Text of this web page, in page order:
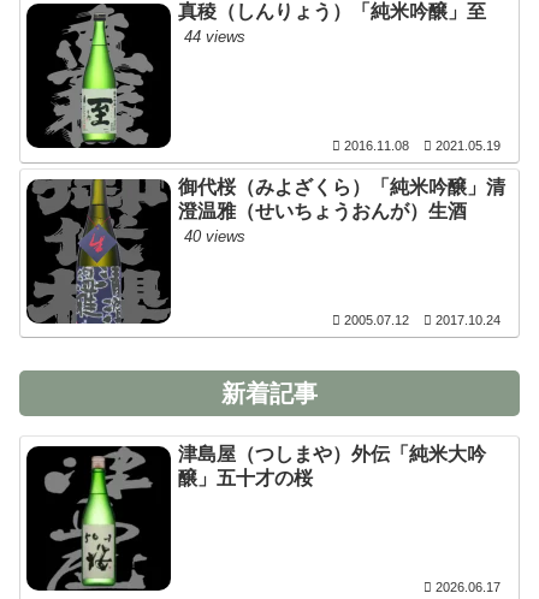
真稜（しんりょう）「純米吟醸」至
44 views
2016.11.08 2021.05.19
御代桜（みよざくら）「純米吟醸」清
澄温雅（せいちょうおんが）生酒
40 views
2005.07.12 2017.10.24
新着記事
津島屋（つしまや）外伝「純米大吟
醸」五十才の桜
2026.06.17